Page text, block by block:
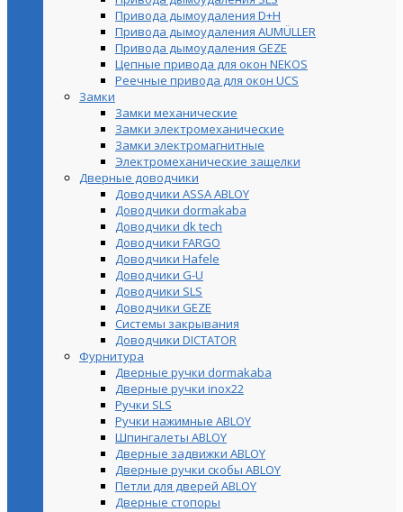
Привода дымоудаления D+H
Привода дымоудаления AUMÜLLER
Привода дымоудаления GEZE
Цепные привода для окон NEKOS
Реечные привода для окон UСS
Замки
Замки механические
Замки электромеханические
Замки электромагнитные
Электромеханические защелки
Дверные доводчики
Доводчики ASSA ABLOY
Доводчики dormakaba
Доводчики dk tech
Доводчики FARGO
Доводчики Hafele
Доводчики G-U
Доводчики SLS
Доводчики GEZE
Cистемы закрывания
Доводчики DICTATOR
Фурнитура
Дверные ручки dormakaba
Дверные ручки inox22
Ручки SLS
Ручки нажимные ABLOY
Шпингалеты ABLOY
Дверные задвижки ABLOY
Дверные ручки скобы ABLOY
Петли для дверей ABLOY
Дверные стопоры